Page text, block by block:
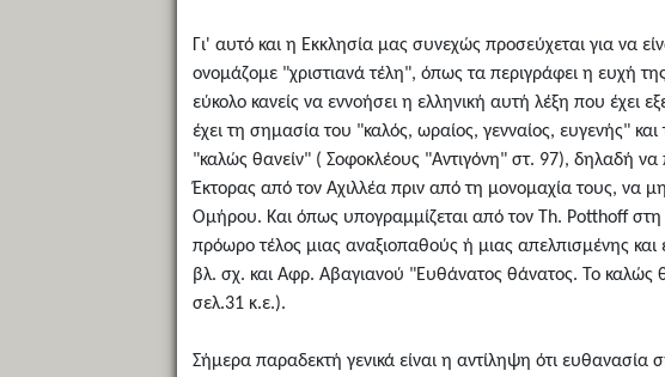
Γι' αυτό και η Εκκλησία μας συνεχώς προσεύχεται για να
ονομάζομε "χριστιανά τέλη", όπως τα περιγράφει η ευχή
εύκολο κανείς να εννοήσει η ελληνική αυτή λέξη που έχει
έχει τη σημασία του "καλός, ωραίος, γενναίος, ευγενής"
"καλώς θανείν" ( Σοφοκλέους "Αντιγόνη" στ. 97), δηλαδή να
Έκτορας από τον Αχιλλέα πριν από τη μονομαχία τους, να
Ομήρου. Και όπως υπογραμμίζεται από τον Th. Potthoff
πρόωρο τέλος μιας αναξιοπαθούς ή μιας απελπισμένης
βλ. σχ. και Αφρ. Αβαγιανού "Ευθάνατος θάνατος. Το
σελ.31 κ.ε.).
Σήμερα παραδεκτή γενικά είναι η αντίληψη ότι